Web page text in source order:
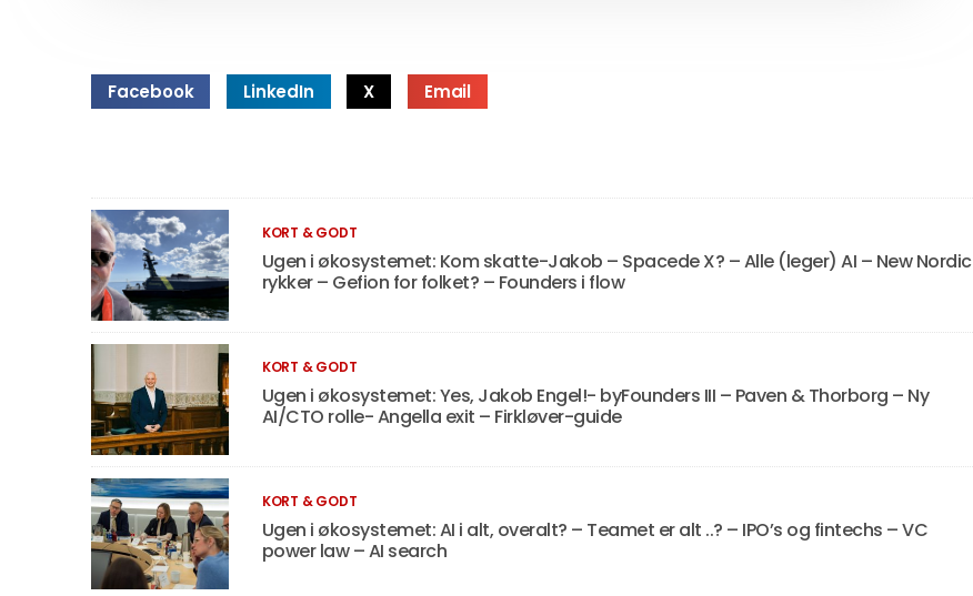
Facebook LinkedIn X Email
KORT & GODT
Ugen i økosystemet: Kom skatte-Jakob – Spacede X? – Alle (leger) AI – New Nordic
rykker – Gefion for folket? – Founders i flow
KORT & GODT
Ugen i økosystemet: Yes, Jakob Engel!- byFounders III – Paven & Thorborg – Ny
AI/CTO rolle- Angella exit – Firkløver-guide
KORT & GODT
Ugen i økosystemet: AI i alt, overalt? – Teamet er alt ..? – IPO’s og fintechs – VC
power law – AI search